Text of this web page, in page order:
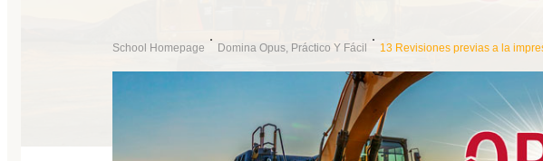
School Homepage Domina Opus, Práctico Y Fácil 13 Revisiones previas a la